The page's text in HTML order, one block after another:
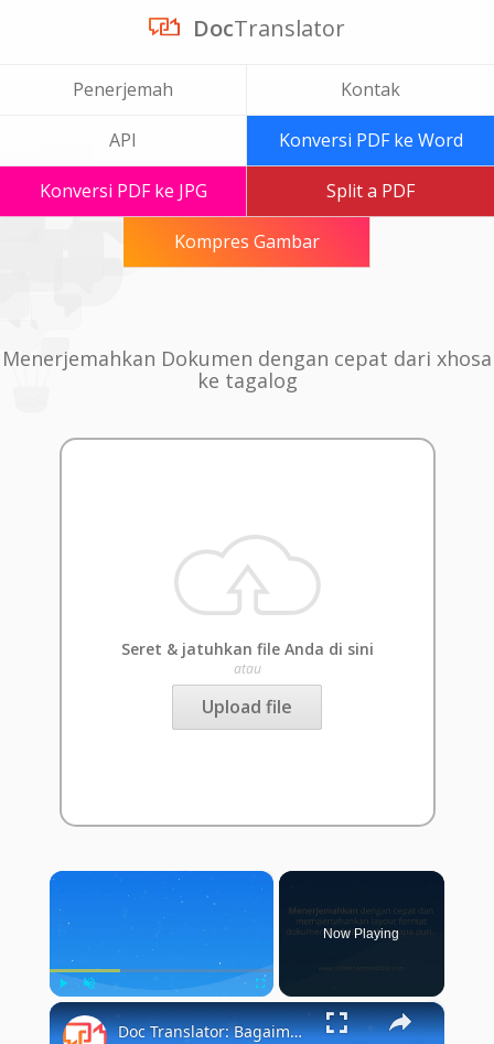
DocTranslator
Penerjemah Kontak
API Konversi PDF ke Word
Konversi PDF ke JPG Split a PDF
Kompres Gambar
Menerjemahkan Dokumen dengan cepat dari xhosa
ke tagalog
Seret & jatuhkan file Anda di sini
atau
Upload file
×
Play Unmute Fullscreen
Now Playing
×
Doc Translator: Bagaimana cara menggunakan penerjemah dokumen?